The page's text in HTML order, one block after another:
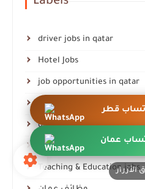
driver jobs in qatar
Hotel Jobs
job opportunities in qatar
oman jobs
qatar jobs
qatar jobs today
Teaching & Education jobs
قطر
عمان
الأزرار